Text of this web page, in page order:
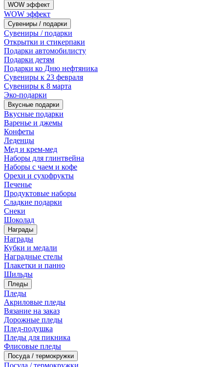
WOW эффект
WOW эффект
Сувениры / подарки
Сувениры / подарки
Открытки и стикерпаки
Подарки автомобилисту
Подарки детям
Подарки ко Дню нефтяника
Сувениры к 23 февраля
Сувениры к 8 марта
Эко-подарки
Вкусные подарки
Вкусные подарки
Варенье и джемы
Конфеты
Леденцы
Мед и крем-мед
Наборы для глинтвейна
Наборы с чаем и кофе
Орехи и сухофрукты
Печенье
Продуктовые наборы
Сладкие подарки
Снеки
Шоколад
Награды
Награды
Кубки и медали
Наградные стелы
Плакетки и панно
Шильды
Пледы
Пледы
Акриловые пледы
Вязание на заказ
Дорожные пледы
Плед-подушка
Пледы для пикника
Флисовые пледы
Посуда / термокружки
Посуда / термокружки